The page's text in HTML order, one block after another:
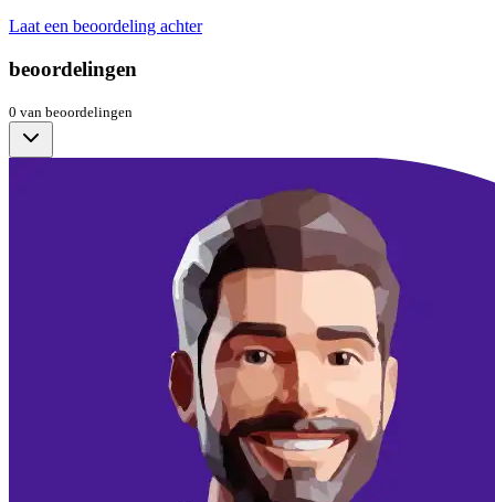
Laat een beoordeling achter
beoordelingen
0 van beoordelingen